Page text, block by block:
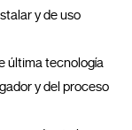
y de uso
y del proceso